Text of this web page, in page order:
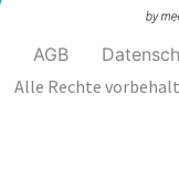
AGB
Alle Rechte